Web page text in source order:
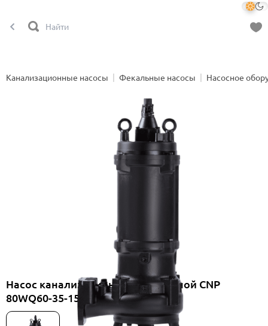
Канализационные насосы Фекальные насосы Насосное
Насос канализационный погружной CNP
80WQ60-35-15HAC(I)+TOS-80F